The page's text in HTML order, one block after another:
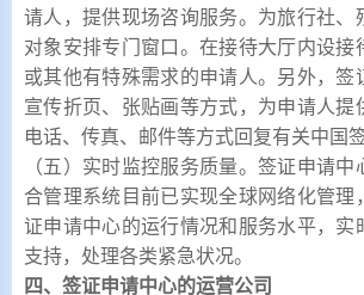
请人，提供现场咨询服务。为旅行社、
对象安排专门窗口。在接待大厅内设接
或其他有特殊需求的申请人。另外，签
宣传折页、张贴画等方式，为申请人提
电话、传真、邮件等方式回复有关中国
（五）实时监控服务质量。签证申请
合管理系统目前已实现全球网络化管理
证申请中心的运行情况和服务水平，实
支持，处理各类紧急状况。
四、签证申请中心的运营公司